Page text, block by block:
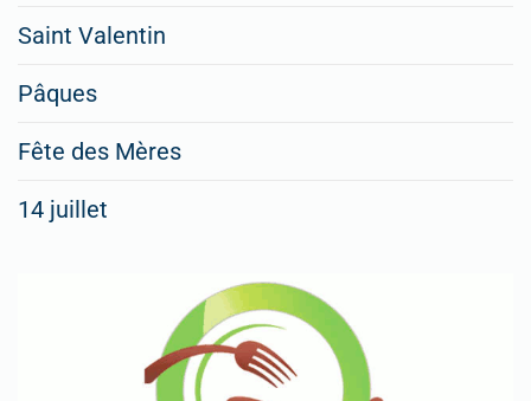
Saint Valentin
Pâques
Fête des Mères
14 juillet